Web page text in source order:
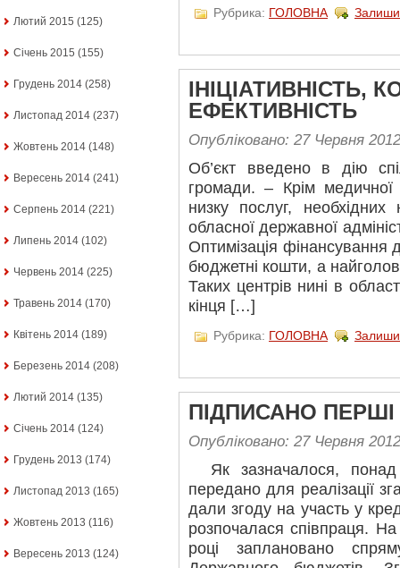
Лютий 2015 (125)
Січень 2015 (155)
Грудень 2014 (258)
Листопад 2014 (237)
Жовтень 2014 (148)
Вересень 2014 (241)
Серпень 2014 (221)
Липень 2014 (102)
Червень 2014 (225)
Травень 2014 (170)
Квітень 2014 (189)
Березень 2014 (208)
Лютий 2014 (135)
Січень 2014 (124)
Грудень 2013 (174)
Листопад 2013 (165)
Жовтень 2013 (116)
Вересень 2013 (124)
Рубрика: ГОЛОВНА
ІНІЦІАТИВНІСТЬ,
ЕФЕКТИВНІСТЬ
Опубліковано: 27 Червня 2012
Об’єкт введено в дію
громади. – Крім медичної
низку послуг,
обласної державної
Оптимізація фінансування
бюджетні кош­ти, а
Таких центрів нині в
кінця […]
Рубрика: ГОЛОВНА
ПІДПИСАНО
Опубліковано: 27 Червня 2012
Як зазначалося, понад
передано для реалізації
дали згоду на участь у
розпочалася співпраця.
році заплановано